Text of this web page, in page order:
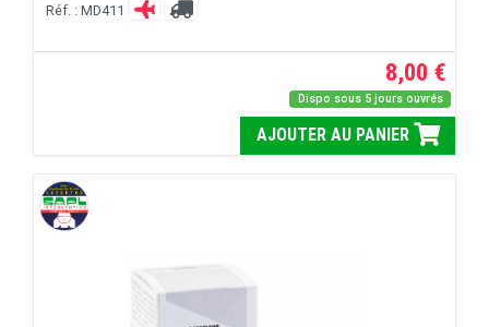
Réf. : MD411
8,00 €
Dispo sous 5 jours ouvrés
AJOUTER AU PANIER